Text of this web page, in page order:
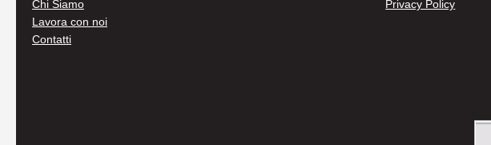
Chi Siamo
Lavora con noi
Contatti
Privacy Policy